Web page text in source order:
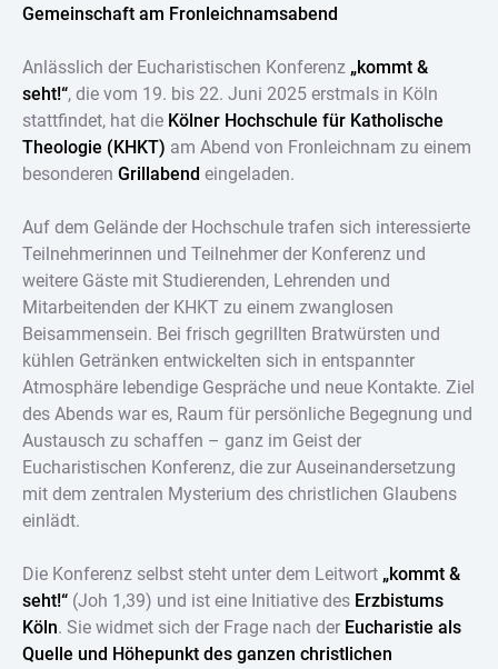
Gemeinschaft am Fronleichnamsabend
Anlässlich der Eucharistischen Konferenz „kommt &
seht!“, die vom 19. bis 22. Juni 2025 erstmals in Köln
stattfindet, hat die Kölner Hochschule für Katholische
Theologie (KHKT) am Abend von Fronleichnam zu einem
besonderen Grillabend eingeladen.
Auf dem Gelände der Hochschule trafen sich interessierte
Teilnehmerinnen und Teilnehmer der Konferenz und
weitere Gäste mit Studierenden, Lehrenden und
Mitarbeitenden der KHKT zu einem zwanglosen
Beisammensein. Bei frisch gegrillten Bratwürsten und
kühlen Getränken entwickelten sich in entspannter
Atmosphäre lebendige Gespräche und neue Kontakte. Ziel
des Abends war es, Raum für persönliche Begegnung und
Austausch zu schaffen – ganz im Geist der
Eucharistischen Konferenz, die zur Auseinandersetzung
mit dem zentralen Mysterium des christlichen Glaubens
einlädt.
Die Konferenz selbst steht unter dem Leitwort „kommt &
seht!“ (Joh 1,39) und ist eine Initiative des Erzbistums
Köln. Sie widmet sich der Frage nach der Eucharistie als
Quelle und Höhepunkt des ganzen christlichen